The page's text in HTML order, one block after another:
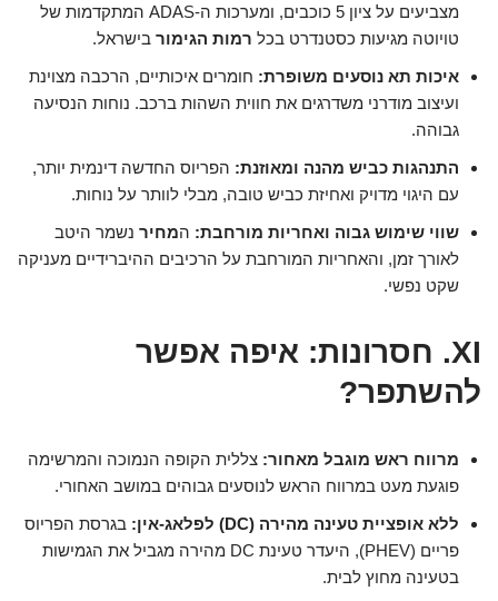
מצביעים על ציון 5 כוכבים, ומערכות ה-ADAS המתקדמות של
טויוטה מגיעות כסטנדרט בכל רמות הגימור בישראל.
איכות תא נוסעים משופרת: חומרים איכותיים, הרכבה מצוינת
ועיצוב מודרני משדרגים את חווית השהות ברכב. נוחות הנסיעה
גבוהה.
התנהגות כביש מהנה ומאוזנת: הפריוס החדשה דינמית יותר,
עם היגוי מדויק ואחיזת כביש טובה, מבלי לוותר על נוחות.
שווי שימוש גבוה ואחריות מורחבת: המחיר נשמר היטב
לאורך זמן, והאחריות המורחבת על הרכיבים ההיברידיים מעניקה
שקט נפשי.
XI. חסרונות: איפה אפשר
להשתפר?
מרווח ראש מוגבל מאחור: צללית הקופה הנמוכה והמרשימה
פוגעת מעט במרווח הראש לנוסעים גבוהים במושב האחורי.
ללא אופציית טעינה מהירה (DC) לפלאג-אין:
בגרסת הפריוס
פריים (PHEV), היעדר טעינת DC מהירה מגביל את הגמישות
בטעינה מחוץ לבית.